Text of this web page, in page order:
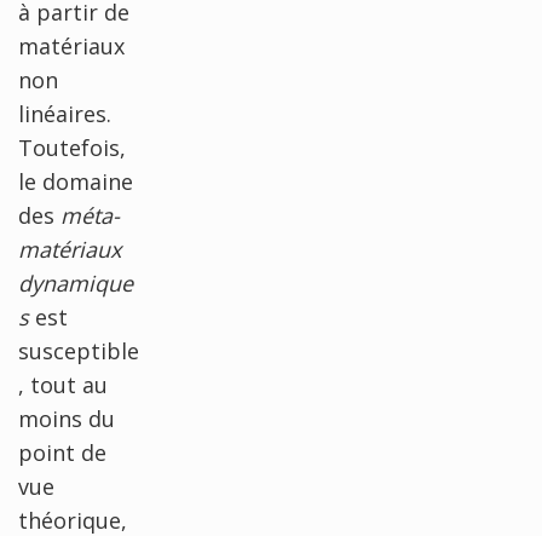
à partir de
matériaux
non
linéaires.
Toutefois,
le domaine
des méta-
matériaux
dynamique
sest
susceptible
, tout au
moins du
point de
vue
théorique,